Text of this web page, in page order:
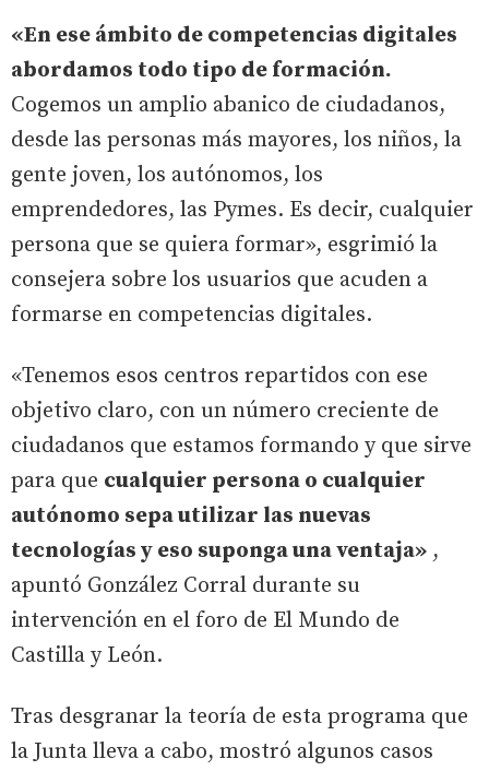
«En ese ámbito de competencias digitales
abordamos todo tipo de formación.
Cogemos un amplio abanico de ciudadanos,
desde las personas más mayores, los niños, la
gente joven, los autónomos, los
emprendedores, las Pymes. Es decir, cualquier
persona que se quiera formar», esgrimió la
consejera sobre los usuarios que acuden a
formarse en competencias digitales.
«Tenemos esos centros repartidos con ese
objetivo claro, con un número creciente de
ciudadanos que estamos formando y que sirve
para que cualquier persona o cualquier
autónomo sepa utilizar las nuevas
tecnologías y eso suponga una ventaja» ,
apuntó González Corral durante su
intervención en el foro de El Mundo de
Castilla y León.
Tras desgranar la teoría de esta programa que
la Junta lleva a cabo, mostró algunos casos